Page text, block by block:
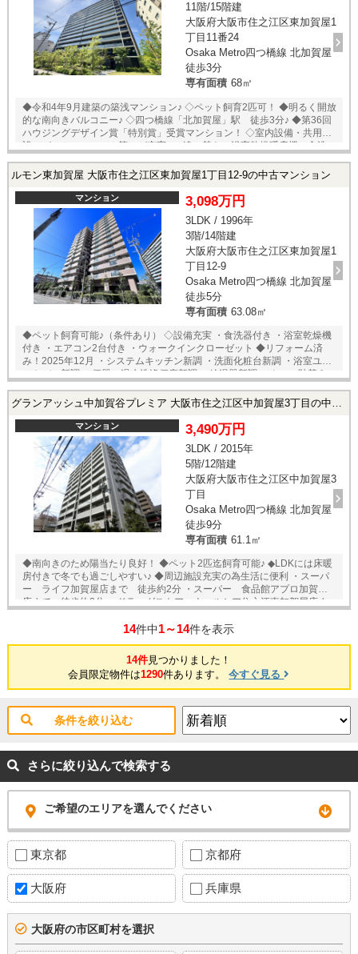
11階/15階建
大阪府大阪市住之江区東加賀屋1
丁目11番24
Osaka Metro四つ橋線 北加賀屋
徒歩3分
専有面積 68㎡
◆令和4年9月建築の築浅マンション♪ ◇ペット飼育2匹可！ ◆明るく開放
的な南向きバルコニー♪ ◇四つ橋線「北加賀屋」駅 徒歩3分♪ ◆第36回
ハウジングデザイン賞「特別賞」受賞マンション！ ◇室内設備・共用施
設（パーティールーム等）が充実♪ ・追い焚き・浴室乾燥暖房機・食洗
ルモン東加賀屋 大阪市住之江区東加賀屋1丁目12-9の中古マンション
マンション 3,098万円
3LDK / 1996年
3階/14階建
大阪府大阪市住之江区東加賀屋1
丁目12-9
Osaka Metro四つ橋線 北加賀屋
徒歩5分
専有面積 63.08㎡
◆ペット飼育可能♪（条件あり） ◇設備充実 ・食洗器付き ・浴室乾燥機
付き ・エアコン2台付き ・ウォークインクローゼット ◆リフォーム済
み！2025年12月 ・システムキッチン新調 ・洗面化粧台新調 ・浴室ユニ
ットバス新調 ・便器、温水洗浄便座新調 ・給湯器新調 ・クロス貼替え
駅まで徒歩5分♪ ★即日内覧可能物件！お好きな日時でご内覧可能！★ 当
合わせ」フォームよりお問い合わせ下さい！業務に精通したスタッフが
丁寧に対応致します。ご来店が困難な場合は、ご希望場所でのお待ち合
わせも可能です。
マンション 3,490万円
3LDK / 2015年
5階/12階建
大阪府大阪市住之江区中加賀屋3
丁目
Osaka Metro四つ橋線 北加賀屋
徒歩9分
専有面積 61.1㎡
◆南向きのため陽当たり良好！ ◆ペット2匹迄飼育可能♪ ◆LDKには床暖
房付きで冬でも過ごしやすい♪ ◆周辺施設充実の為生活に便利 ・スーパ
ー ライフ加賀屋店まで 徒歩約2分 ・スーパー 食品館アプロ加賀屋
店まで 徒歩約2分 ・ドラッグストア ウエルシア住之江東加賀屋店ま
談】ご希望物件へのご案内・詳細な説明を、業務に精通したスタッフが
せや、ご自宅への送迎も可能です♪
14件中1～14件を表示
14件見つかりました！
会員限定物件は1290件あります。今すぐ見る
条件を絞り込む
さらに絞り込んで検索する
ご希望のエリアを選んでください
東京都 京都府
大阪府 兵庫県
大阪府の市区町村を選択